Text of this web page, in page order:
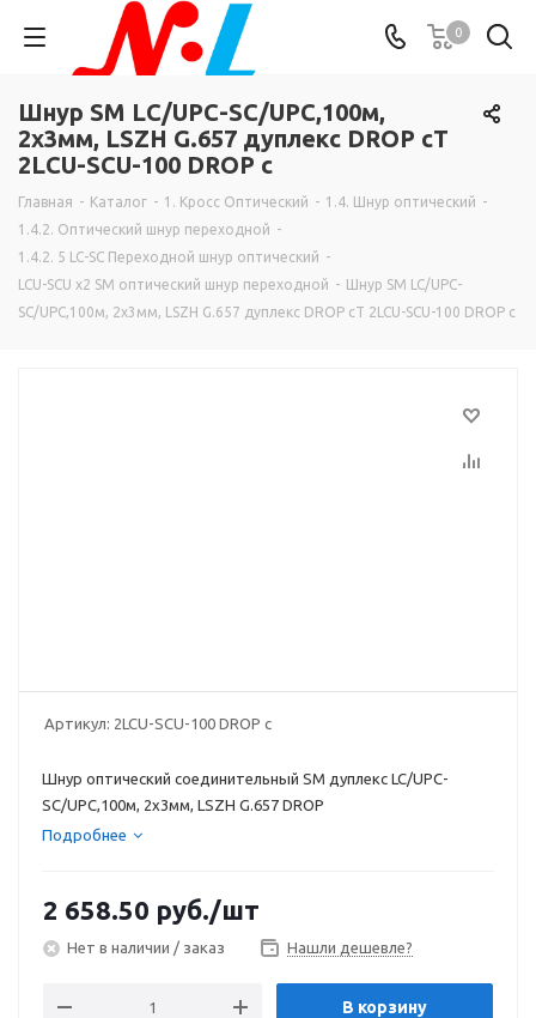
0
Шнур SM LC/UPC-SC/UPC,100м,
2х3мм, LSZH G.657 дуплекс DROP cT
2LCU-SCU-100 DROP c
Главная - Каталог - 1. Кросс Оптический - 1.4. Шнур оптический -
1.4.2. Оптический шнур переходной -
1.4.2. 5 LC-SC Переходной шнур оптический -
LCU-SCU х2 SM оптический шнур переходной - Шнур SM LC/UPC-
SC/UPC,100м, 2х3мм, LSZH G.657 дуплекс DROP cT 2LCU-SCU-100 DROP c
Артикул: 2LCU-SCU-100 DROP c
Шнур оптический соединительный SM дуплекс LC/UPC-
SC/UPC,100м, 2х3мм, LSZH G.657 DROP
Подробнее
2 658.50 руб./шт
Нет в наличии / заказ Нашли дешевле?
В корзину